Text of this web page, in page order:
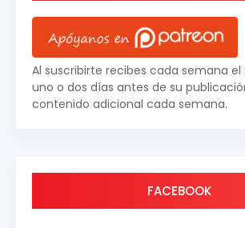
Al suscribirte recibes cada semana el
uno o dos días antes de su
contenido adicional cada semana.
FACEBOOK